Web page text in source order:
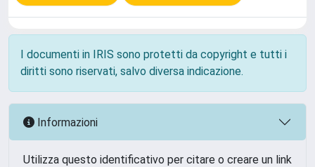
I documenti in IRIS sono protetti da copyright e tutti i
diritti sono riservati, salvo diversa indicazione.
Informazioni
Utilizza questo identificativo per citare o creare un link